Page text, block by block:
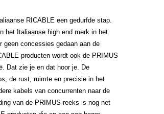
RICABLE een gedurfde stap.
het Italiaanse high end merk in het
geen concessies gedaan aan de
producten wordt ook de PRIMUS
Dat zie je en dat hoor je. De
de rust, ruimte en precisie in het
kabels van concurrenten naar de
van de PRIMUS-reeks is nog net